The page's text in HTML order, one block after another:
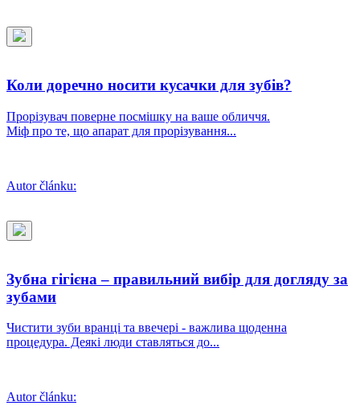
Коли доречно носити кусачки для зубів?
Прорізувач поверне посмішку на ваше обличчя.
Міф про те, що апарат для прорізування...
Autor článku:
Зубна гігієна – правильний вибір для догляду за
зубами
Чистити зуби вранці та ввечері - важлива щоденна
процедура. Деякі люди ставляться до...
Autor článku: